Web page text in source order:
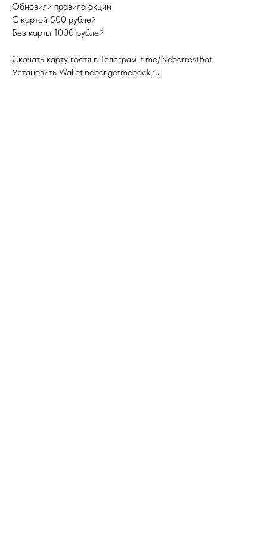
Обновили правила акции
С картой 500 рублей
Без карты 1000 рублей
Скачать карту гостя в Телеграм: t.me/NebarrestBot
Установить Wallet:nebar.getmeback.ru